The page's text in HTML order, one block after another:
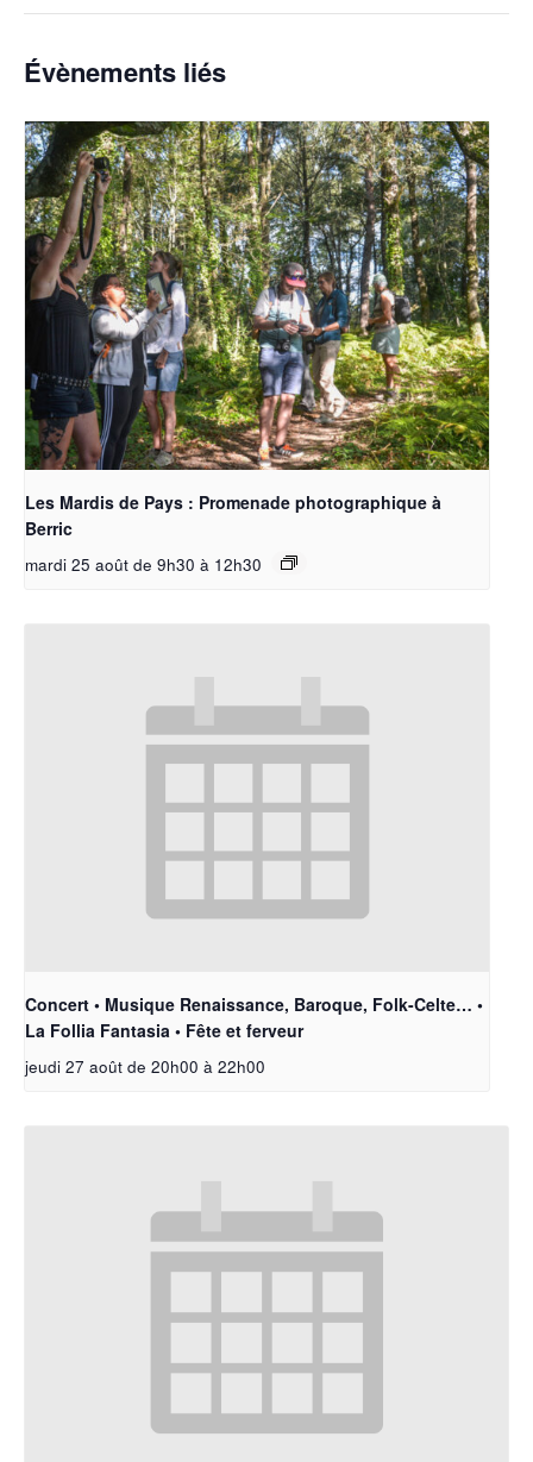
Évènements liés
Les Mardis de Pays : Promenade photographique à
Berric
mardi 25 août de 9h30 à 12h30
Concert • Musique Renaissance, Baroque, Folk-Celte… •
La Follia Fantasia • Fête et ferveur
jeudi 27 août de 20h00 à 22h00